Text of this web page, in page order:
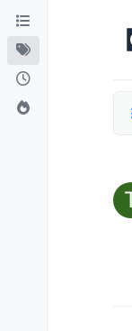
Hopp til innhold